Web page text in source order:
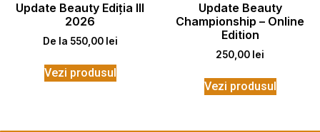
Update Beauty Ediția III
2026
De la 550,00 lei
Vezi produsul
Update Beauty
Championship – Online
Edition
250,00 lei
Vezi produsul